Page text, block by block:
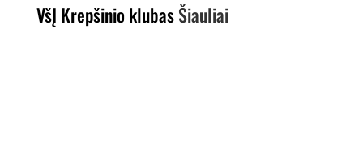
VšĮ Krepšinio klubasŠiauliai